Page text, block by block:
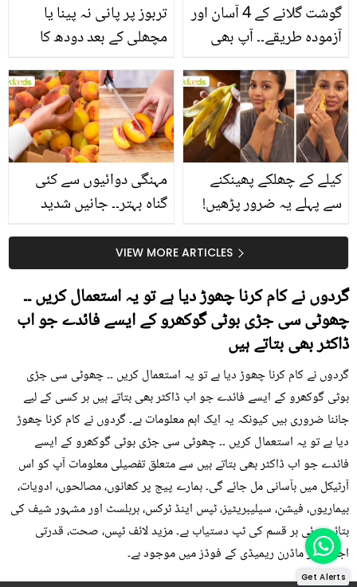
تربوز پر پانی نہ پینا یا
مچھلی کے بعد دودھ کا
سے متعلق غلط فہمیوں کی
حقیقت کیا ہے اور افواہ
کیا؟
گوشت گلانے کے 4 آسان اور
آزمودہ طریقے۔۔ آپ بھی
بتائے راز
مہنگی دوائیوں سے کئی
گناہ بہتر۔۔ جانیں شدید
کیوں کھانا چاہیے؟
کیلے کے چھلکے پھینکنے
سے پہلے یہ ضرور پڑھیں!
سستا اور قدرتی حلVIEW MORE ARTICLES
گردوں نے کام کرنا چھوڑ دیا ہے تو یہ استعمال کریں ۔۔
چھوٹی سی جڑی بوٹی گوکھرو کے ایسے فائدے جو اب
ڈاکٹر بھی بتاتے ہیں
گردوں نے کام کرنا چھوڑ دیا ہے تو یہ استعمال کریں ۔۔ چھوٹی سی جڑی
بوٹی گوکھرو کے ایسے فائدے جو اب ڈاکٹر بھی بتاتے ہیں ہر کسی کے لیے
جاننا ضروری ہیں کیونکہ یہ ایک اہم معلومات ہے۔ گردوں نے کام کرنا چھوڑ
دیا ہے تو یہ استعمال کریں ۔۔ چھوٹی سی جڑی بوٹی گوکھرو کے ایسے
فائدے جو اب ڈاکٹر بھی بتاتے ہیں سے متعلق تفصیلی معلومات آپ کو اس
آرٹیکل میں بآسانی مل جائے گی۔ ہمارے پیج پر کھانوں، مصالحوں، ادویات،
بیماریوں، فیشن، سیلیبریٹیز، ٹپس اینڈ ٹرکس، ہربلسٹ اور مشہور شیف کی
بتائی ہوئی ہر قسم کی ٹپ دستیاب ہے۔ مزید لائف ٹپس، صحت، قدرتی
اجزاء اور ماڈرن ریمیڈی کے فوڈز میں موجود ہے۔
Get Alerts